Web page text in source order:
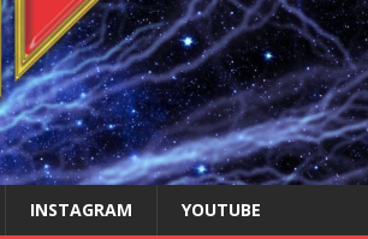
INSTAGRAM YOUTUBE